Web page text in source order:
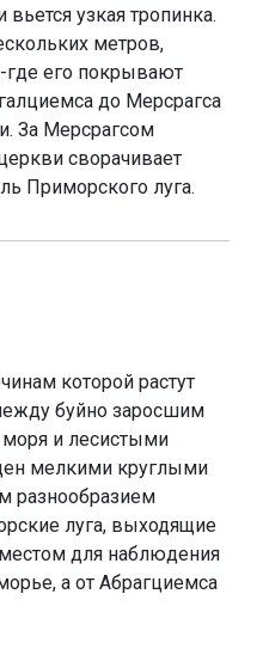
узкая тропинка.
метров,
где его покрывают
до Мерсрагса
За Мерсрагсом
сворачивает
Приморского луга.
которой растут
буйно заросшим
и лесистыми
мелкими круглыми
разнообразием
луга, выходящие
для наблюдения
а от Абрагциемса